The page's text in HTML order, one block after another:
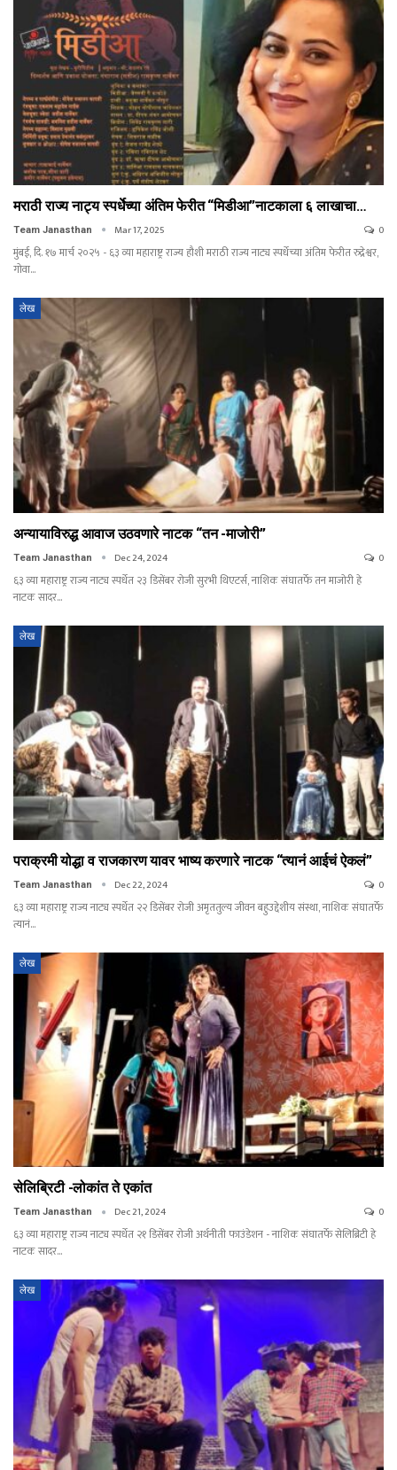
मराठी राज्य नाट्य स्पर्धेच्या अंतिम फेरीत “मिडीआ”नाटकाला ६ लाखाचा…
Team Janasthan Mar 17, 2025 0
मुंबई, दि. १७ मार्च २०२५ - ६३ व्या महाराष्ट्र राज्य हौशी मराठी राज्य नाट्य स्पर्धेच्या अंतिम फेरीत रुद्रेश्वर,
गोवा…
लेख
अन्यायाविरुद्ध आवाज उठवणारे नाटक “तन -माजोरी”
Team Janasthan Dec 24, 2024 0
६३ व्या महाराष्ट्र राज्य नाट्य स्पर्धेत २३ डिसेंबर रोजी सुरभी थिएटर्स, नाशिक संघातर्फे तन माजोरी हे
नाटक सादर…
लेख
पराक्रमी योद्धा व राजकारण यावर भाष्य करणारे नाटक “त्यानं आईचं ऐकलं”
Team Janasthan Dec 22, 2024 0
६३ व्या महाराष्ट्र राज्य नाट्य स्पर्धेत २२ डिसेंबर रोजी अमृततुल्य जीवन बहुउद्देशीय संस्था, नाशिक संघातर्फे
त्यानं…
लेख
सेलिब्रिटी -लोकांत ते एकांत
Team Janasthan Dec 21, 2024 0
६३ व्या महाराष्ट्र राज्य नाट्य स्पर्धेत २१ डिसेंबर रोजी अर्थनीती फाउंडेशन - नाशिक संघातर्फे सेलिब्रिटी हे
नाटक सादर…
लेख